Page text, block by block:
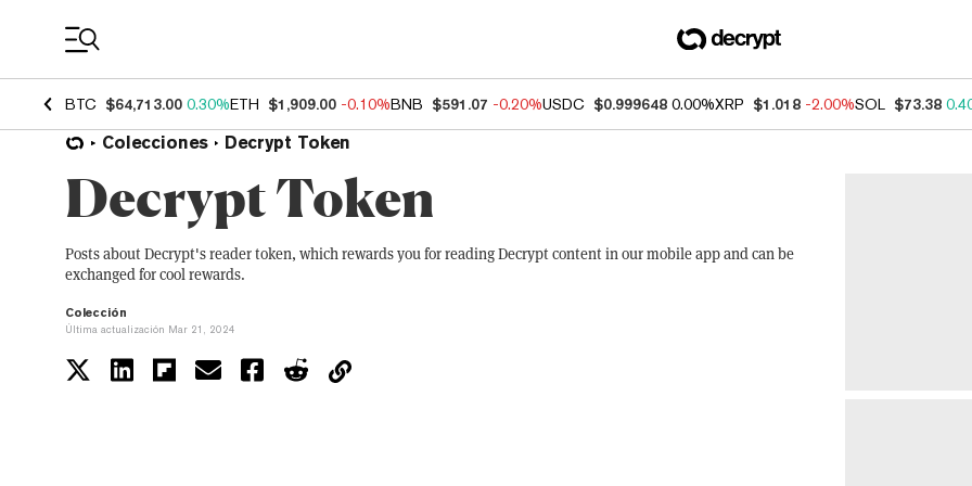
BTC $64,713.00 0.30%ETH $1,909.00 -0.10%BNB $591.07 -0.20%USDC $0.999648 0.00%XRP $1.018 -2.00%SOL $73.38
Colecciones Decrypt Token
Decrypt Token
Posts about Decrypt's reader token, which rewards you for reading Decrypt content in our mobile app and can be
exchanged for cool rewards.
Colección
Última actualización Mar 21, 2024